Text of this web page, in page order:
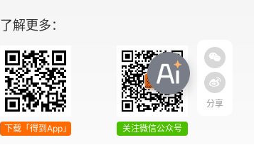
分享
了解更多：
下载「得到App」 关注微信公众号